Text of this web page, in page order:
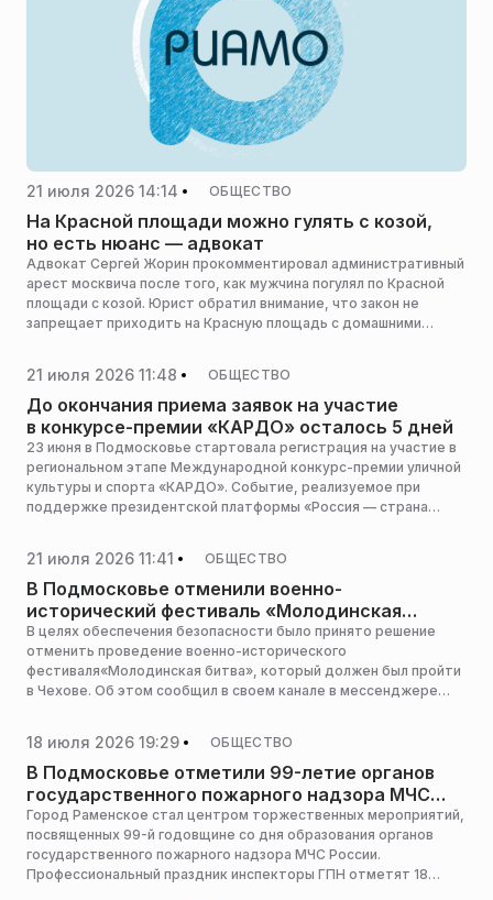
21 июля 2026 14:14 ОБЩЕСТВО
На Красной площади можно гулять с козой,
но есть нюанс — адвокат
Адвокат Сергей Жорин прокомментировал административный
арест москвича после того, как мужчина погулял по Красной
площади с козой. Юрист обратил внимание, что закон не
запрещает приходить на Красную площадь с домашними
21 июля 2026 11:48 ОБЩЕСТВО
До окончания приема заявок на участие
в конкурсе-премии «КАРДО» осталось 5 дней
23 июня в Подмосковье стартовала регистрация на участие в
региональном этапе Международной конкурс-премии уличной
культуры и спорта «КАРДО». Событие, реализуемое при
поддержке президентской платформы «Россия — страна
молодежной политики Московской области при поддержке
администрации городского округа Мытищи, сообщила пресс-
служба министерства.
21 июля 2026 11:41 ОБЩЕСТВО
В Подмосковье отменили военно-
исторический фестиваль «Молодинская
битва»
В целях обеспечения безопасности было принято решение
отменить проведение военно-исторического
фестиваля«Молодинская битва», который должен был пройти
в Чехове. Об этом сообщил в своем канале в мессенджере
18 июля 2026 19:29 ОБЩЕСТВО
В Подмосковье отметили 99-летие органов
государственного пожарного надзора МЧС
России
Город Раменское стал центром торжественных мероприятий,
посвященных 99-й годовщине со дня образования органов
государственного пожарного надзора МЧС России.
Профессиональный праздник инспекторы ГПН отметят 18